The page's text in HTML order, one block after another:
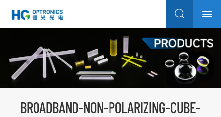
BROADBAND-NON-POLARIZING-CUBE-